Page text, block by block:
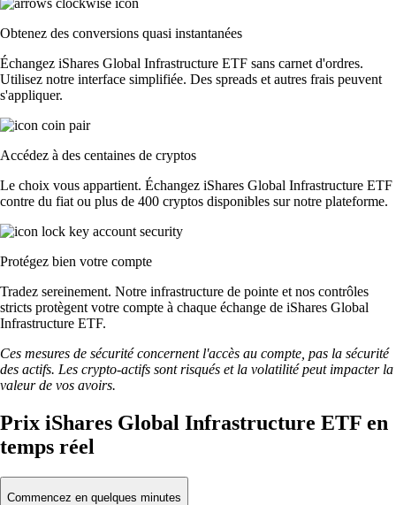
Obtenez des conversions quasi instantanées
Échangez iShares Global Infrastructure ETF sans carnet d'ordres.
Utilisez notre interface simplifiée. Des spreads et autres frais peuvent
s'appliquer.
Accédez à des centaines de cryptos
Le choix vous appartient. Échangez iShares Global Infrastructure ETF
contre du fiat ou plus de 400 cryptos disponibles sur notre plateforme.
Protégez bien votre compte
Tradez sereinement. Notre infrastructure de pointe et nos contrôles
stricts protègent votre compte à chaque échange de iShares Global
Infrastructure ETF.
Ces mesures de sécurité concernent l'accès au compte, pas la sécurité
des actifs. Les crypto-actifs sont risqués et la volatilité peut impacter la
valeur de vos avoirs.
Prix iShares Global Infrastructure ETF en
temps réel
Commencez en quelques minutes